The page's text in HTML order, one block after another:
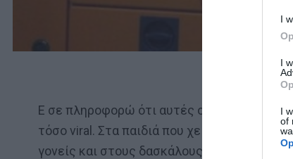
I
I
I
of
Ε σε πληροφορώ ότι αυτές οι εικόνες είναι
τόσο viral. Στα παιδιά που χειροκροτούν
γονείς και στους δασκάλους που